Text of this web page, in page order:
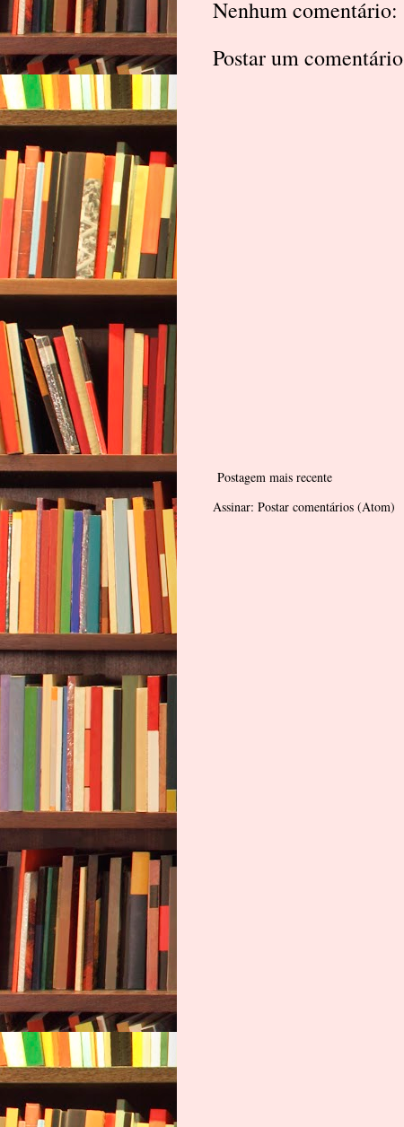
Nenhum comentário:
Postar um comentário
Postagem mais recente
Assinar: Postar comentários (Atom)